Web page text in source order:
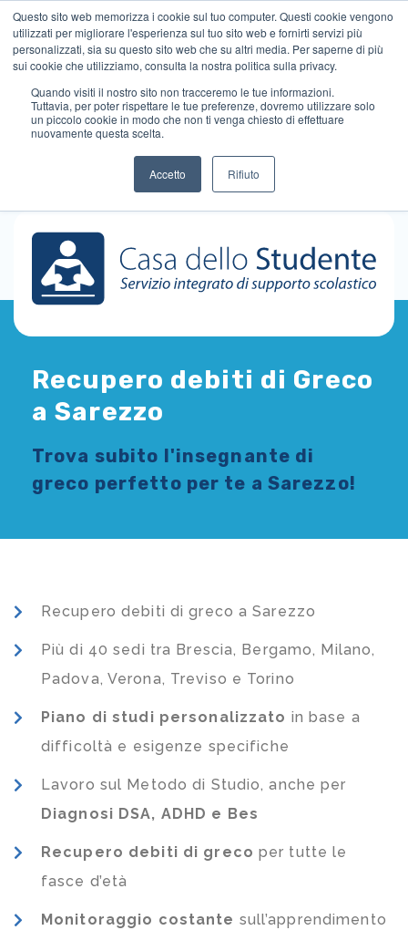
Questo sito web memorizza i cookie sul tuo computer. Questi cookie vengono
utilizzati per migliorare l'esperienza sul tuo sito web e fornirti servizi più
personalizzati, sia su questo sito web che su altri media. Per saperne di più
sui cookie che utilizziamo, consulta la nostra politica sulla privacy.
Quando visiti il ​​nostro sito non tracceremo le tue informazioni.
Tuttavia, per poter rispettare le tue preferenze, dovremo utilizzare solo
un piccolo cookie in modo che non ti venga chiesto di effettuare
nuovamente questa scelta.
Accetto Rifiuto
Recupero debiti di Greco
a Sarezzo
Trova subito l'insegnante di
greco perfetto per te a Sarezzo!
Recupero debiti di greco a Sarezzo
Più di 40 sedi tra Brescia, Bergamo, Milano,
Padova, Verona, Treviso e Torino
Piano di studi personalizzato in base a
difficoltà e esigenze specifiche
Lavoro sul Metodo di Studio, anche per
Diagnosi DSA, ADHD e Bes
Recupero debiti di greco per tutte le
fasce d’età
Monitoraggio costante sull’apprendimento